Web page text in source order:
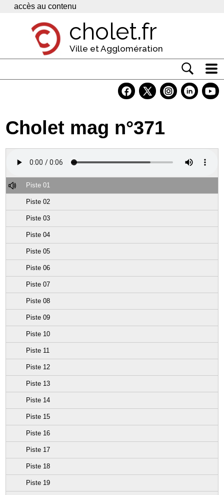
Panneau de gestion des cookies
accès au contenu
cholet.fr
Ville et Agglomération
Economie
Services
Cholet mag n°371
Piste 01
Piste 02
Piste 03
Piste 04
Piste 05
Piste 06
Piste 07
Piste 08
Piste 09
Piste 10
Piste 11
Piste 12
Piste 13
Piste 14
Piste 15
Piste 16
Piste 17
Piste 18
Piste 19